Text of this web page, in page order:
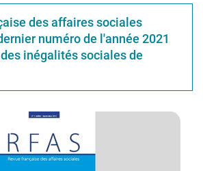
des affaires sociales
numéro de l'année 2021
inégalités sociales de